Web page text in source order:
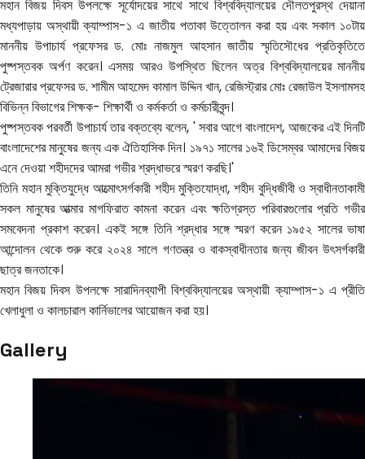
মহান বিজয় দিবস উপলক্ষে সূর্যোদয়ের সাথে সাথে বিশ্ববিদ্যালয়ের দৌলতপুরস্থ দেয়ানা
মধ্যপাড়ায় অস্থায়ী ক্যাম্পাস-১ এ জাতীয় পতাকা উত্তোলন করা হয় এবং সকাল ১০টায়
মাননীয় উপাচার্য প্রফেসর ড. মোঃ নাজমুল আহসান জাতীয় স্মৃতিসৌধের প্রতিকৃতিতে
পুষ্পস্তবক অর্পণ করেন। এসময় আরও উপস্থিত ছিলেন অত্র বিশ্ববিদ্যালয়ের মাননীয়
ট্রেজারার প্রফেসর ড. শামীম আহমেদ কামাল উদ্দিন খান, রেজিস্ট্রার মোঃ রেজাউল ইসলামসহ
বিভিন্ন বিভাগের শিক্ষক- শিক্ষার্থী ও কর্মকর্তা ও কর্মচারীবৃন্দ।
পুষ্পস্তবক পরবর্তী উপাচার্য তার বক্তব্যে বলেন, ' সবার আগে বাংলাদেশ, আজকের এই দিনটি
বাংলাদেশের মানুষের জন্য এক ঐতিহাসিক দিন। ১৯৭১ সালের ১৬ই ডিসেম্বর আমাদের বিজয়
এনে দেওয়া শহীদদের আমরা গভীর শ্রদ্ধাভরে স্মরণ করছি।'
তিনি মহান মুক্তিযুদ্ধে আত্মোৎসর্গকারী শহীদ মুক্তিযোদ্ধা, শহীদ বুদ্ধিজীবী ও স্বাধীনতাকামী
সকল মানুষের আত্মার মাগফিরাত কামনা করেন এবং ক্ষতিগ্রস্ত পরিবারগুলোর প্রতি গভীর
সমবেদনা প্রকাশ করেন। একই সঙ্গে তিনি শ্রদ্ধার সঙ্গে স্মরণ করেন ১৯৫২ সালের ভাষা
আন্দোলন থেকে শুরু করে ২০২৪ সালে গণতন্ত্র ও বাকস্বাধীনতার জন্য জীবন উৎসর্গকারী
ছাত্র জনতাকে।
মহান বিজয় দিবস উপলক্ষে সারাদিনব্যাপী বিশ্ববিদ্যালয়ের অস্থায়ী ক্যাম্পাস-১ এ প্রীতি
খেলাধুলা ও কালচারাল কার্নিভালের আয়োজন করা হয়।
Gallery